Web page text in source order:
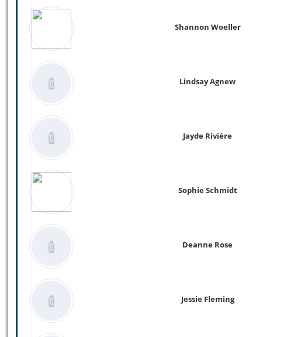
Shannon Woeller
Lindsay Agnew
Jayde Rivière
Sophie Schmidt
Deanne Rose
Jessie Fleming